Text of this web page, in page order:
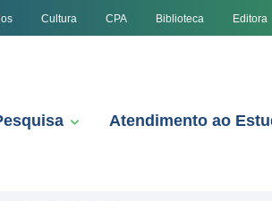
Cultura CPA Biblioteca Editora
Atendimento ao